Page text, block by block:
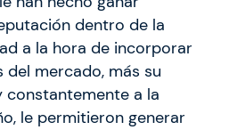
dentro de la
a la hora de incorporar
del mercado, más su
constantemente a la
le permitieron generar